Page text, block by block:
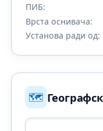
ПИБ:
Врста оснивача:
Установа ради од:
🗺️